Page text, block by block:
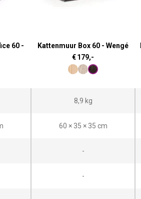
60 -
Kattenmuur Box 60 - Wengé
€179,-
8,9 kg
60 × 35 × 35 cm
-
-